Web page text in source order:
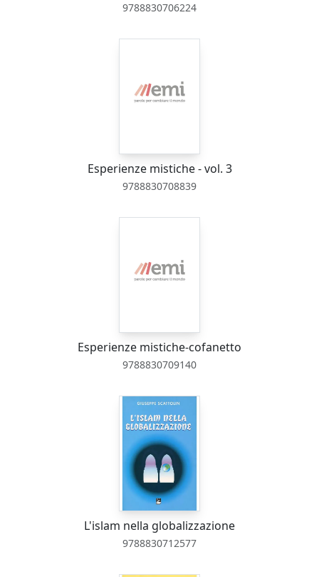
9788830706224
Esperienze mistiche - vol. 3
9788830708839
Esperienze mistiche-cofanetto
9788830709140
L'islam nella globalizzazione
9788830712577